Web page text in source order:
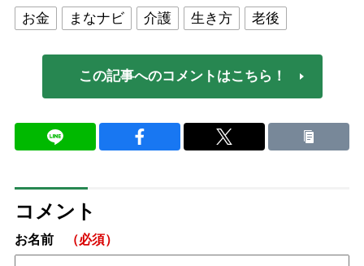
お金
まなナビ 介護 生き方 老後
この記事へのコメントはこちら！
コメント
お名前 （必須）